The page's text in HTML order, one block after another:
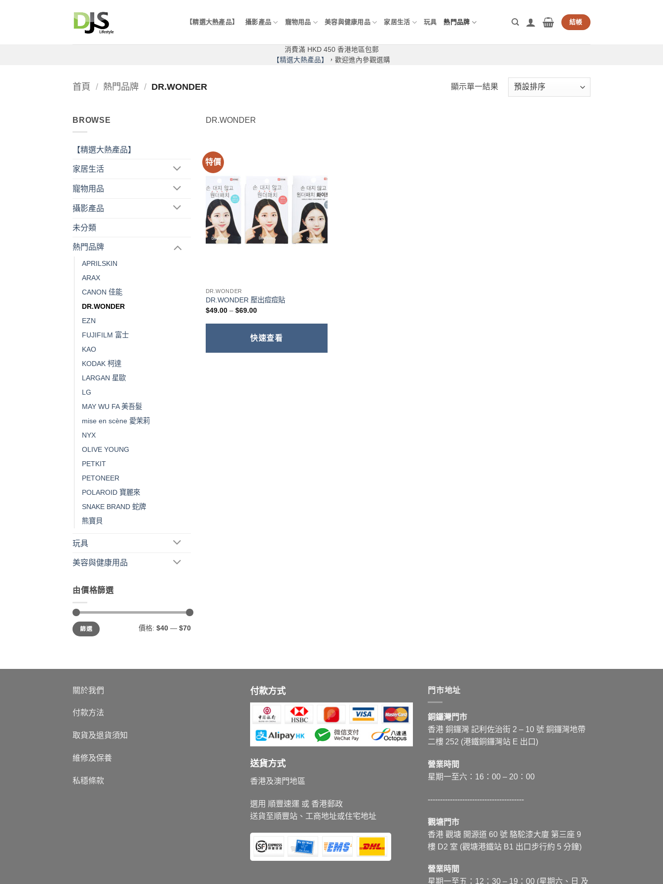
【精選大熱產品】 攝影產品 寵物用品 美容與健康用品 家居生活 玩具 熱門品牌 結帳
消費滿 HKD 450 香港地區包郵
【精選大熱產品】
，歡迎進內參觀選購
首頁 / 熱門品牌 / DR.WONDER 顯示單一結果
BROWSE
【精選大熱產品】
家居生活
寵物用品
攝影產品
未分類
熱門品牌
APRILSKIN
ARAX
CANON 佳能
DR.WONDER
EZN
FUJIFILM 富士
KAO
KODAK 柯達
LARGAN 星歐
LG
MAY WU FA 美吾髮
mise en scène 愛茉莉
NYX
OLIVE YOUNG
PETKIT
PETONEER
POLAROID 寶麗來
SNAKE BRAND 蛇牌
熊寶貝
玩具
美容與健康用品
由價格篩選
最
低
價
最
高
價
篩選 價格: $40 — $70
DR.WONDER
特價
DR.WONDER
DR.WONDER 壓出痘痘貼
$49.00 – $69.00價
範
$49.00
到
$69.00
快速查看
關於我們
付款方法
取貨及退貨須知
維修及保養
私穩條款
付款方式
送貨方式
香港及澳門地區
選用 順豐速運 或 香港郵政
送貨至順豐站、工商地址或住宅地址
門市地址
銅鑼灣門市
香港 銅鑼灣 記利佐治街 2 – 10 號 銅鑼灣地帶
二樓 252 (港鐵銅鑼灣站 E 出口)
營業時間
星期一至六：16：00 – 20：00
---------------------------------------
觀塘門市
香港 觀塘 開源道 60 號 駱駝漆大廈 第三座 9
樓 D2 室 (觀塘港鐵站 B1 出口步行約 5 分鐘)
營業時間
星期一至五：12：30 – 19：00 (星期六、日 及